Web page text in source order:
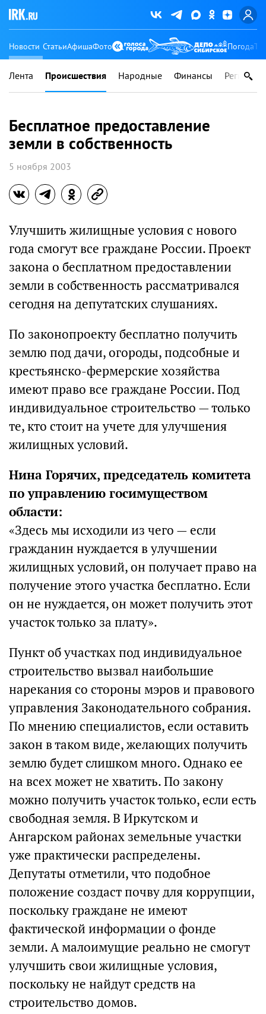
Новости СтатьиАфишаФото Погода
Лента Происшествия Народные Финансы Регионы
Бесплатное предоставление
земли в собственность
5 ноября 2003
Улучшить жилищные условия с нового
года смогут все граждане России. Проект
закона о бесплатном предоставлении
земли в собственность рассматривался
сегодня на депутатских слушаниях.
По законопроекту бесплатно получить
землю под дачи, огороды, подсобные и
крестьянско-фермерские хозяйства
имеют право все граждане России. Под
индивидуальное строительство — только
те, кто стоит на учете для улучшения
жилищных условий.
Нина Горячих, председатель комитета
по управлению госимуществом
области:
«Здесь мы исходили из чего — если
гражданин нуждается в улучшении
жилищных условий, он получает право на
получение этого участка бесплатно. Если
он не нуждается, он может получить этот
участок только за плату».
Пункт об участках под индивидуальное
строительство вызвал наибольшие
нарекания со стороны мэров и правового
управления Законодательного собрания.
По мнению специалистов, если оставить
закон в таком виде, желающих получить
землю будет слишком много. Однако ее
на всех может не хватить. По закону
можно получить участок только, если есть
свободная земля. В Иркутском и
Ангарском районах земельные участки
уже практически распределены.
Депутаты отметили, что подобное
положение создаст почву для коррупции,
поскольку граждане не имеют
фактической информации о фонде
земли. А малоимущие реально не смогут
улучшить свои жилищные условия,
поскольку не найдут средств на
строительство домов.